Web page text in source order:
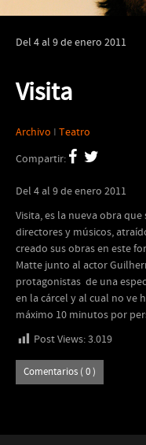
Del 4 al 9 de enero 2011
Visita
Archivo I Teatro
Compartir:
Del 4 al 9 de enero 2011
Visita, es la nueva obra
directores y músicos,
creado sus obras en este
Matte junto al actor
protagonistas de una
en la cárcel y al cual no ve
máximo 10 minutos por
Post Views:3.019
Comentarios ( 0 )